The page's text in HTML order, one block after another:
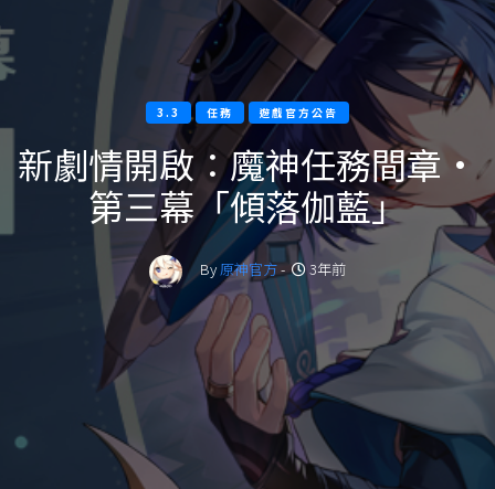
3.3 任務 遊戲官方公告
新劇情開啟：魔神任務間章·
第三幕「傾落伽藍」
By原神官方- 3年前